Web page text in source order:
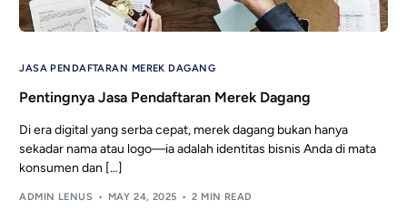
JASA PENDAFTARAN MEREK DAGANG
Pentingnya Jasa Pendaftaran Merek Dagang
Di era digital yang serba cepat, merek dagang bukan hanya
sekadar nama atau logo—ia adalah identitas bisnis Anda di mata
konsumen dan […]
ADMIN LENUS MAY 24, 2025 2 MIN READ